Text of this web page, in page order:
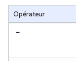
Opérateur
=